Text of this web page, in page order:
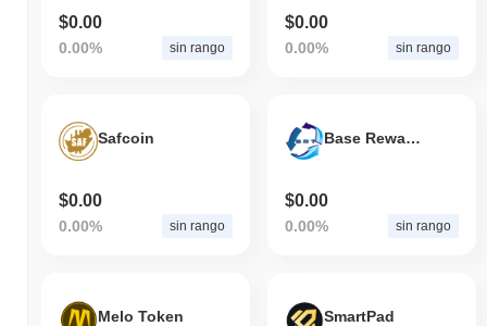
$0.00
0.00% sin rango
$0.00
0.00% sin rango
Safcoin
$0.00
0.00% sin rango
Base Reward Token
$0.00
0.00% sin rango
Melo Token SmartPad